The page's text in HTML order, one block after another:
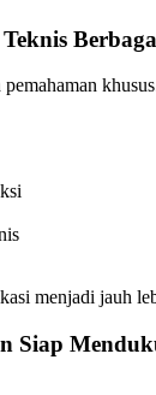
menjadi jauh
Siap